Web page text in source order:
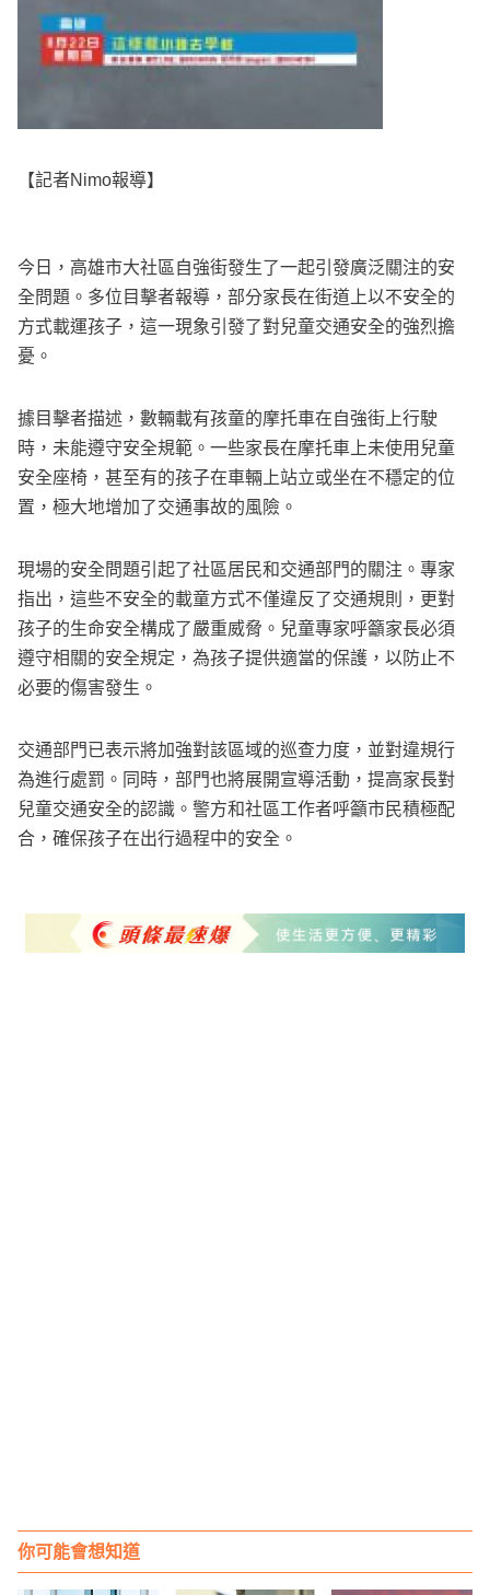
【記者Nimo報導】
今日，高雄市大社區自強街發生了一起引發廣泛關注的安
全問題。多位目擊者報導，部分家長在街道上以不安全的
方式載運孩子，這一現象引發了對兒童交通安全的強烈擔
憂。
據目擊者描述，數輛載有孩童的摩托車在自強街上行駛
時，未能遵守安全規範。一些家長在摩托車上未使用兒童
安全座椅，甚至有的孩子在車輛上站立或坐在不穩定的位
置，極大地增加了交通事故的風險。
現場的安全問題引起了社區居民和交通部門的關注。專家
指出，這些不安全的載童方式不僅違反了交通規則，更對
孩子的生命安全構成了嚴重威脅。兒童專家呼籲家長必須
遵守相關的安全規定，為孩子提供適當的保護，以防止不
必要的傷害發生。
交通部門已表示將加強對該區域的巡查力度，並對違規行
為進行處罰。同時，部門也將展開宣導活動，提高家長對
兒童交通安全的認識。警方和社區工作者呼籲市民積極配
合，確保孩子在出行過程中的安全。
你可能會想知道